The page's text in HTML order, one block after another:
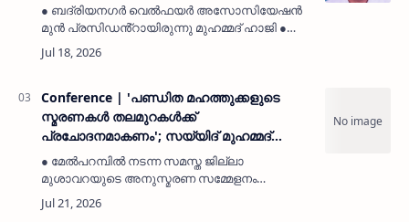
● ബദ്‌രിയനഗർ വെൽഫയർ അസോസിയേഷൻ
മുൻ പ്രസിഡൻ്റായിരുന്നു മുഹമ്മദ് ഹാജി ●
വ്യാപാരി വ്യവസായി രംഗത്തും സാമൂഹിക
മേഖലയിലും അദ്ദേഹം സജീവമായിരുന്നു ●
ഖബർസ്ഥാനി…
Conference | 'പണ്ഡിത മഹത്തുക്കളുടെ
സ്മരണകൾ തലമുറകൾക്ക്
പ്രചോദനമാകണം'; സയ്യിദ് മുഹമ്മദ്
ജിഫ്രി മുത്തുക്കോയ തങ്ങൾ
● മേൽപറമ്പിൽ നടന്ന സമസ്ത ജില്ലാ
മുശാവറയുടെ അനുസ്മരണ സമ്മേളനം
ഉദ്ഘാടനം ചെയ്തു● മർഹൂം മാഹിൻ
മുസ്‌ലിയാരുടെ മൂന്ന് വാല്യങ്ങളുള്ള അറബി